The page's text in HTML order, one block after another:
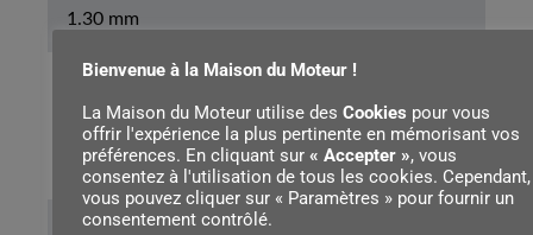
1.30 mm
Pas de la chaîne
.325"
Bienvenue à la Maison du Moteur !
La Maison du Moteur utilise des Cookies pour vous
offrir l'expérience la plus pertinente en mémorisant vos
préférences. En cliquant sur « Accepter », vous
consentez à l'utilisation de tous les cookies. Cependant,
vous pouvez cliquer sur « Paramètres » pour fournir un
consentement contrôlé.